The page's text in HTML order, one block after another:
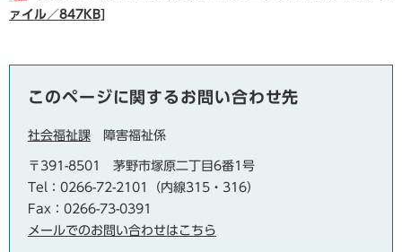
ァイル／847KB]
このページに関するお問い合わせ先
社会福祉課 障害福祉係
〒391-8501
茅野市塚原二丁目6番1号
Tel：0266-72-2101（内線315・316）
Fax：0266-73-0391
メールでのお問い合わせはこちら